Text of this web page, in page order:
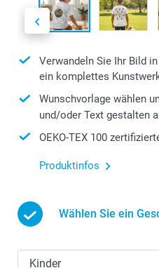
Verwandeln Sie Ihr Bild
ein komplettes
Wunschvorlage wählen
und/oder Text gestalten
OEKO-TEX 100
Produktinfos
Wählen Sie ein